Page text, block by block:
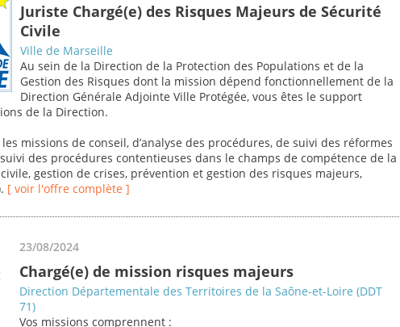
Juriste Chargé(e) des Risques Majeurs de Sécurité
Civile
Ville de Marseille
Au sein de la Direction de la Protection des Populations et de la
Gestion des Risques dont la mission dépend fonctionnellement de la
Direction Générale Adjointe Ville Protégée, vous êtes le support
de la Direction.
missions de conseil, d’analyse des procédures, de suivi des réformes
des procédures contentieuses dans le champs de compétence de la
gestion de crises, prévention et gestion des risques majeurs,
[ voir l'offre complète ]
23/08/2024
Chargé(e) de mission risques majeurs
Direction Départementale des Territoires de la Saône-et-Loire (DDT
71)
Vos missions comprennent :